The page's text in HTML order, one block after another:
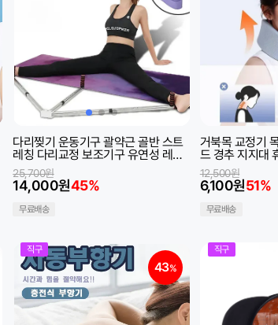
다리찢기 운동기구 괄약근 골반 스트
레칭 다리교정 보조기구 유연성 레그
요가 필라테스 헬스
14,000원45%
25,700원
무료배송
거북목 교정기
드 경추 지지대
6,100원51%
12,500원
무료배송
직구
43%
직구